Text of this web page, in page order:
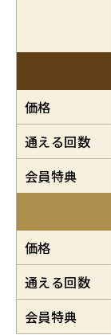
価格
通える回数
会員特典
価格
通える回数
会員特典